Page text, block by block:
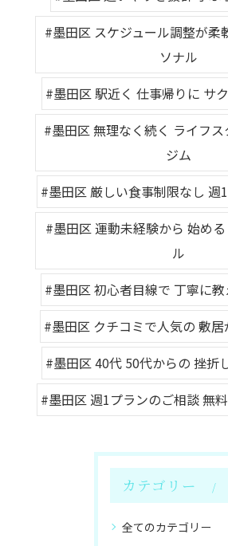
#墨田区 スケジュール調整が柔
ソナル
#墨田区 駅近く 仕事帰りに サ
#墨田区 無理なく続く ライフ
ジム
#墨田区 厳しい食事制限なし 週
#墨田区 運動未経験から 始め
ル
#墨田区 初心者目線で 丁寧に
#墨田区 クチコミで人気の 敷
#墨田区 40代 50代からの 挫折
#墨田区 週1プランのご相談 無
カテゴリー
全てのカテゴリー